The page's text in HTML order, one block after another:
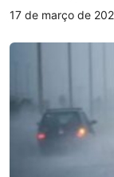
17 de março de